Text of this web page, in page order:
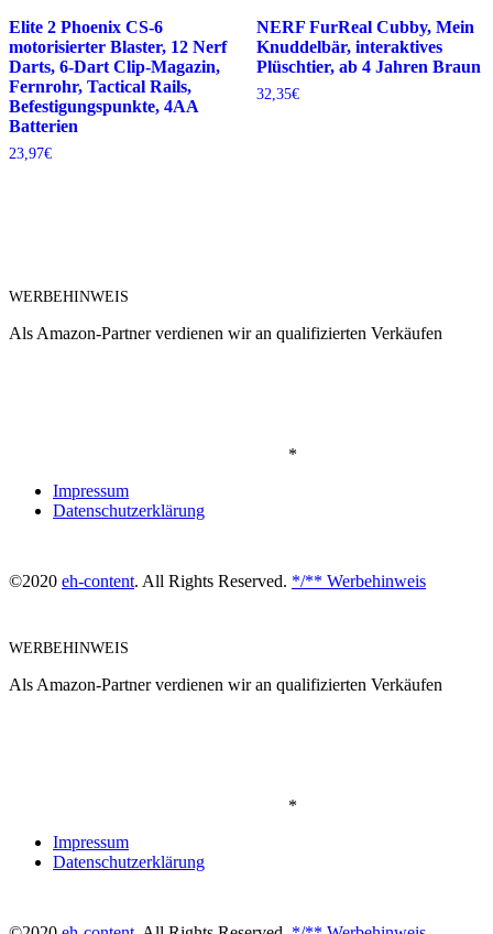
Elite 2 Phoenix CS-6
motorisierter Blaster, 12 Nerf
Darts, 6-Dart Clip-Magazin,
Fernrohr, Tactical Rails,
Befestigungspunkte, 4AA
Batterien
23,97€
NERF FurReal Cubby, Mein
Knuddelbär, interaktives
Plüschtier, ab 4 Jahren Braun
32,35€
WERBEHINWEIS
Als Amazon-Partner verdienen wir an qualifizierten Verkäufen
*
Impressum
Datenschutzerklärung
©2020 eh-content. All Rights Reserved. */** Werbehinweis
WERBEHINWEIS
Als Amazon-Partner verdienen wir an qualifizierten Verkäufen
*
Impressum
Datenschutzerklärung